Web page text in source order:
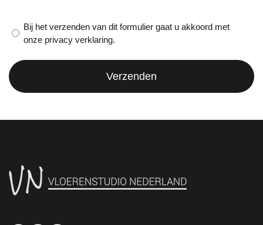
Privacy
verklaring
Bij het verzenden van dit formulier gaat u akkoord met
onze privacy verklaring.